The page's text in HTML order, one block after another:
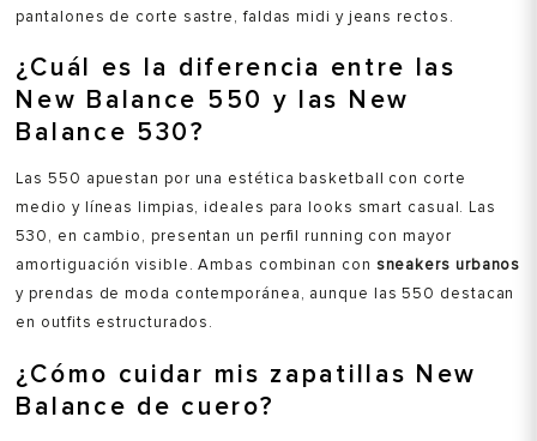
pantalones de corte sastre, faldas midi y jeans rectos.
¿Cuál es la diferencia entre las
New Balance 550 y las New
Balance 530?
Las 550 apuestan por una estética basketball con corte
medio y líneas limpias, ideales para looks smart casual. Las
530, en cambio, presentan un perfil running con mayor
amortiguación visible. Ambas combinan con sneakers urbanos
y prendas de moda contemporánea, aunque las 550 destacan
en outfits estructurados.
¿Cómo cuidar mis zapatillas New
Balance de cuero?